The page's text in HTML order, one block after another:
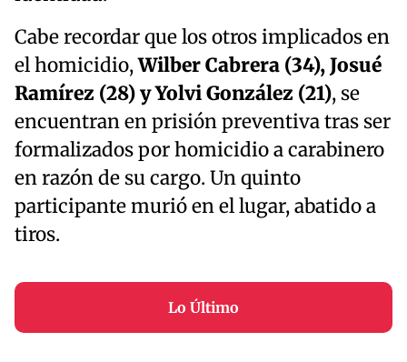
Cabe recordar que los otros implicados en
el homicidio,Wilber Cabrera (34), Josué
Ramírez (28) y Yolvi González (21), se
encuentran en prisión preventiva tras ser
formalizados por homicidio a carabinero
en razón de su cargo. Un quinto
participante murió en el lugar, abatido a
tiros.
Lo Último